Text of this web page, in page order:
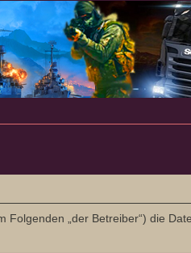
Folgenden „der Betreiber“) die